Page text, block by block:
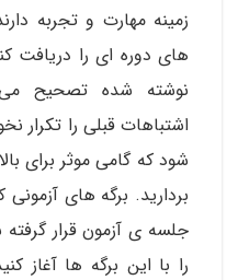
زمینه مهارت و تجربه
های دوره ای را دریافت
نوشته شده تصحیح
اشتباهات قبلی را تکرار
شود که گامی موثر برای
بردارید. برگه های
جلسه ی آزمون قرار
را با این برگه ها